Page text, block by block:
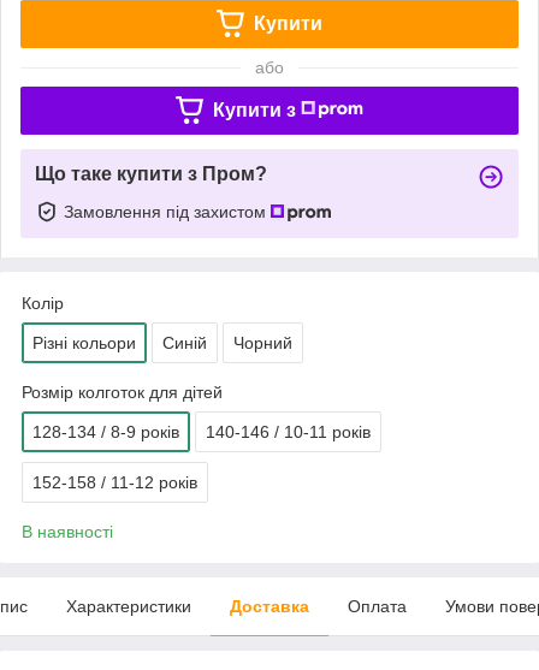
Купити
або
Купити з
Що таке купити з Пром?
Замовлення під захистом
Колір
Різні кольори Синій Чорний
Розмір колготок для дітей
128-134 / 8-9 років 140-146 / 10-11 років
152-158 / 11-12 років
В наявності
Характеристики Доставка Оплата Умови